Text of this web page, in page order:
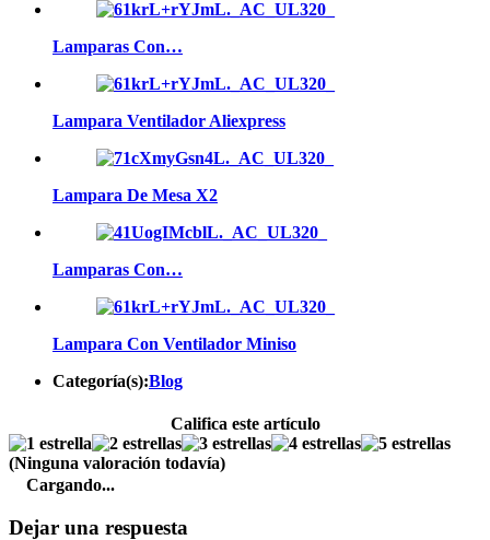
Lamparas Con…
Lampara Ventilador Aliexpress
Lampara De Mesa X2
Lamparas Con…
Lampara Con Ventilador Miniso
Categoría(s):Blog
Califica este artículo
(Ninguna valoración todavía)
Cargando...
Dejar una respuesta